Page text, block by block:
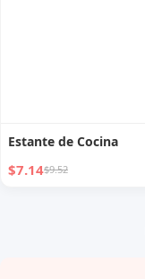
Estante de Cocina
$7.14$9.52